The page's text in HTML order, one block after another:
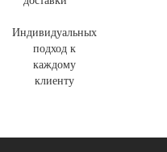
Индивидуальных
подход к
каждому
клиенту